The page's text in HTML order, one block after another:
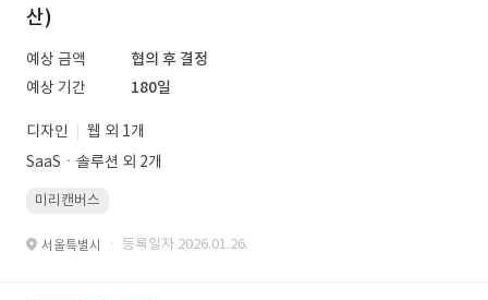
산)
예상 금액
협의 후 결정
예상 기간
180일
디자인
웹 외 1개
SaaSㆍ솔루션 외 2개
미리캔버스
서울특별시 · 등록일자 2026.01.26.